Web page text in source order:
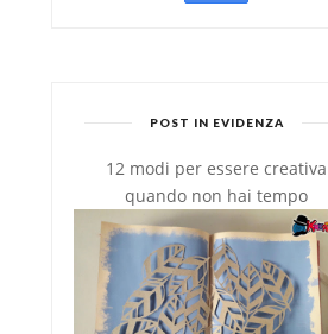
POST IN EVIDENZA
12 modi per essere creativa
quando non hai tempo